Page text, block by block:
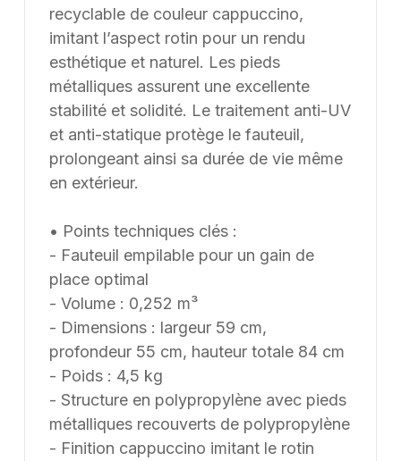
recyclable de couleur cappuccino,
imitant l’aspect rotin pour un rendu
esthétique et naturel. Les pieds
métalliques assurent une excellente
stabilité et solidité. Le traitement anti-UV
et anti-statique protège le fauteuil,
prolongeant ainsi sa durée de vie même
en extérieur.
• Points techniques clés :
- Fauteuil empilable pour un gain de
place optimal
- Volume : 0,252 m³
- Dimensions : largeur 59 cm,
profondeur 55 cm, hauteur totale 84 cm
- Poids : 4,5 kg
- Structure en polypropylène avec pieds
métalliques recouverts de polypropylène
- Finition cappuccino imitant le rotin